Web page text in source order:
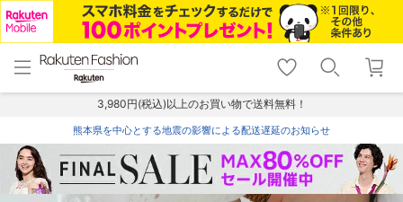
menu home
トップ
shopping_cart lock_outline
ログイン
3,980円(税込)以上のお買い物で送料無料！
熊本県を中心とする地震の影響による配送遅延のお知らせ